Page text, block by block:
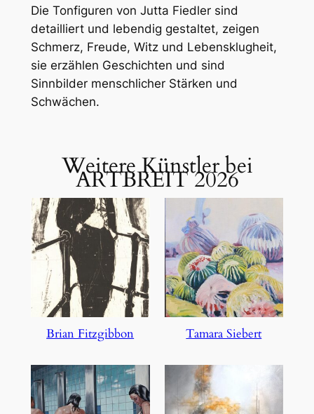
Die Tonfiguren von Jutta Fiedler sind
detailliert und lebendig gestaltet, zeigen
Schmerz, Freude, Witz und Lebensklugheit,
sie erzählen Geschichten und sind
Sinnbilder menschlicher Stärken und
Schwächen.
Weitere Künstler bei
ARTBREIT 2026
Brian Fitzgibbon Tamara Siebert